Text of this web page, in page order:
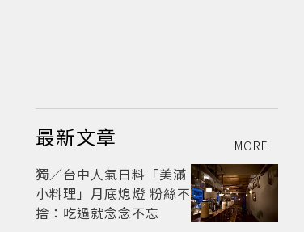
最新文章 MORE
獨／台中人氣日料「美滿
小料理」月底熄燈 粉絲不
捨：吃過就念念不忘